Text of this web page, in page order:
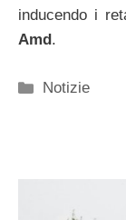
inducendo i
Amd.
Categorie
Notizie